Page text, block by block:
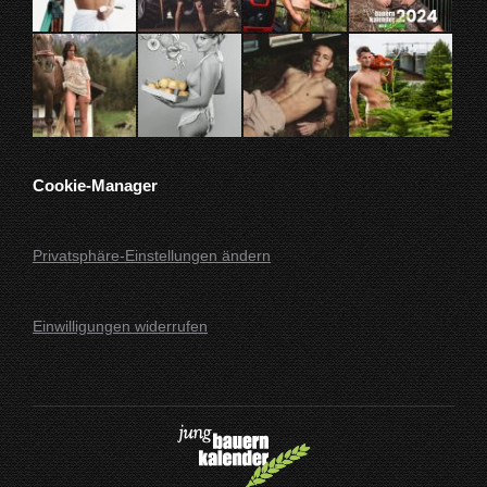
Cookie-Manager
Privatsphäre-Einstellungen ändern
Einwilligungen widerrufen